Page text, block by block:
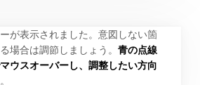
が表示されました。意図しない箇
場合は調節しましょう。 青の点線
ウスオーバーし、調整したい方向